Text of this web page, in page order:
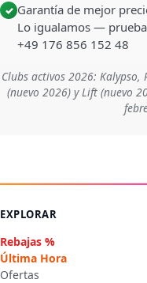
✓ Garantía de mejor
Lo igualamos —
+49 176 856 152 48
Clubs activos 2026:
(nuevo 2026) y Lift (nuevo
EXPLORAR
Rebajas %
Última Hora
Ofertas